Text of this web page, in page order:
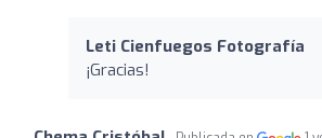
Leti Cienfuegos Fotografía
¡Gracias!